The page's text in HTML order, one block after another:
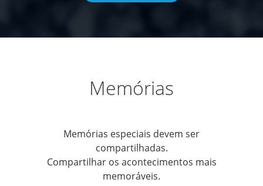
Memórias
Memórias especiais devem ser
compartilhadas.
Compartilhar os acontecimentos mais
memoráveis.